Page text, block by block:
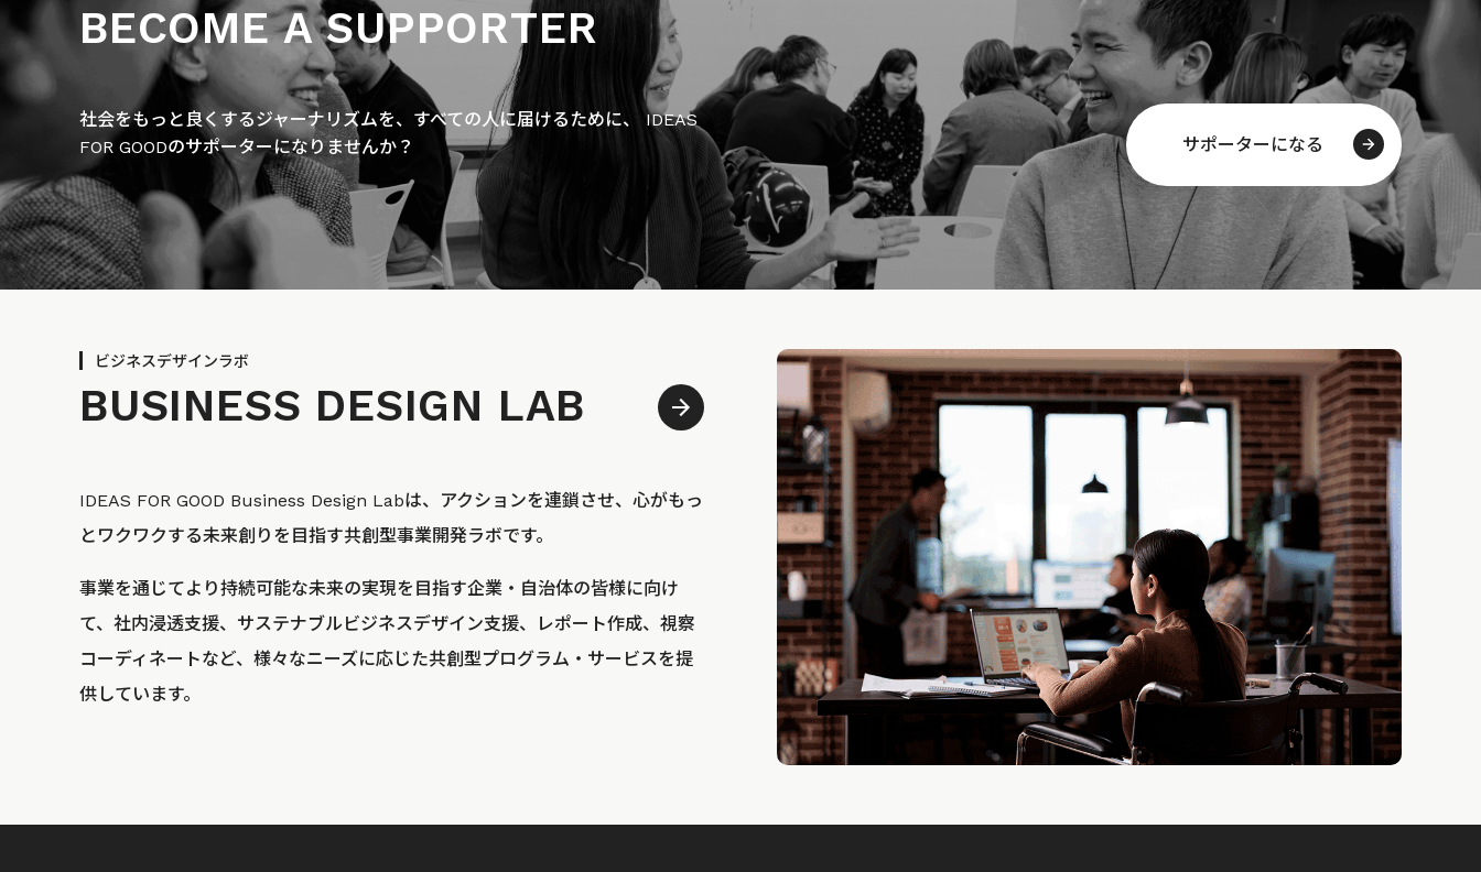
BECOME A SUPPORTER
社会をもっと良くするジャーナリズムを、すべての人に届けるために、 IDEAS
FOR GOODのサポーターになりませんか？
サポーターになる
ビジネスデザインラボ
BUSINESS DESIGN LAB
IDEAS FOR GOOD Business Design Labは、アクションを連鎖させ、心がもっ
とワクワクする未来創りを目指す共創型事業開発ラボです。
事業を通じてより持続可能な未来の実現を目指す企業・自治体の皆様に向け
て、社内浸透支援、サステナブルビジネスデザイン支援、レポート作成、視察
コーディネートなど、様々なニーズに応じた共創型プログラム・サービスを提
供しています。